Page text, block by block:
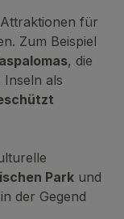
für
Zum Beispiel
, die
als
Park und
in der Gegend